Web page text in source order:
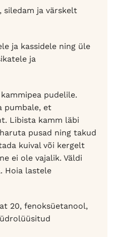
ja värskelt
ja kassidele ning üle
ja
kammipea pudelile.
pumbale, et
Libista kamm läbi
pusad ning takud
kuival või kergelt
ei ole vajalik. Väldi
Hoia lastele
20, fenoksüetanool,